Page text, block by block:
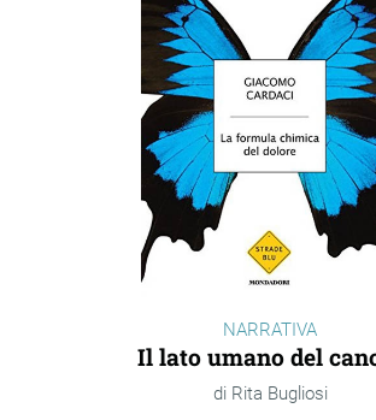
NARRATIVA
Il lato umano del
Rita Bugliosi